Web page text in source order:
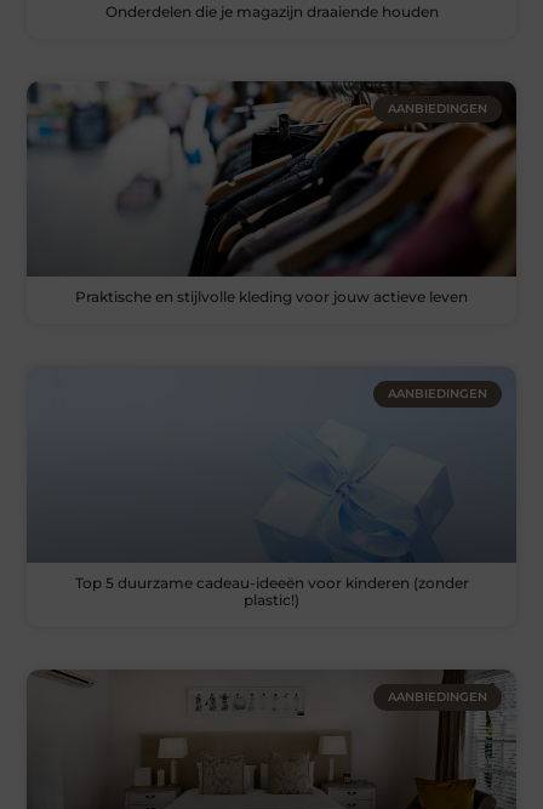
Onderdelen die je magazijn draaiende houden
AANBIEDINGEN
Praktische en stijlvolle kleding voor jouw actieve leven
AANBIEDINGEN
Top 5 duurzame cadeau-ideeën voor kinderen (zonder
plastic!)
AANBIEDINGEN